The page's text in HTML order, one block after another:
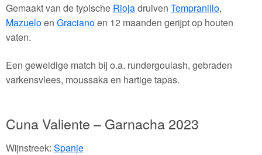
Gemaakt van de typische Riojadruiven Tempranillo,
Mazueloen Gracianoen 12 maanden gerijpt op houten
vaten.
Een geweldige match bij o.a. rundergoulash, gebraden
varkensvlees, moussaka en hartige tapas.
Cuna Valiente – Garnacha 2023
Wijnstreek: Spanje